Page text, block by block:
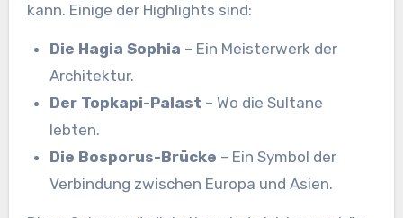
kann. Einige der Highlights sind:
Die Hagia Sophia – Ein Meisterwerk der
Architektur.
Der Topkapi-Palast – Wo die Sultane
lebten.
Die Bosporus-Brücke – Ein Symbol der
Verbindung zwischen Europa und Asien.